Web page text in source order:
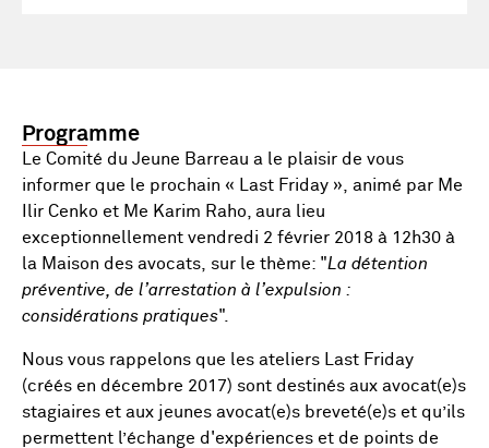
Programme
Le Comité du Jeune Barreau a le plaisir de vous
informer que le prochain « Last Friday », animé par Me
Ilir Cenko et Me Karim Raho, aura lieu
exceptionnellement vendredi 2 février 2018 à 12h30 à
la Maison des avocats, sur le thème: "La détention
préventive, de l’arrestation à l’expulsion :
considérations pratiques".
Nous vous rappelons que les ateliers Last Friday
(créés en décembre 2017) sont destinés aux avocat(e)s
stagiaires et aux jeunes avocat(e)s breveté(e)s et qu’ils
permettent l’échange d'expériences et de points de